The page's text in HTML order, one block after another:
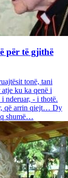
për të gjithë
tonë, tani
ku ka qenë i
nderuar, - i thotë.
që arrin qiejt… Dy
shumë…